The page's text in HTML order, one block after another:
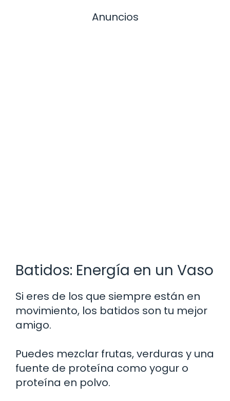
Anuncios
Batidos: Energía en un Vaso
Si eres de los que siempre están en
movimiento, los batidos son tu mejor
amigo.
Puedes mezclar frutas, verduras y una
fuente de proteína como yogur o
proteína en polvo.